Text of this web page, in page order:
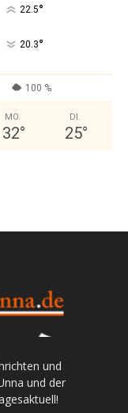
22.5°
20.3°
100 %
MO.
32°
DI.
25°
und
und der